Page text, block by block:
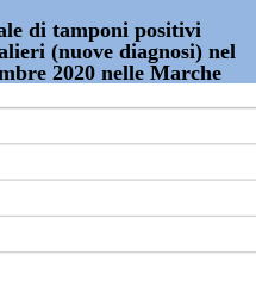
di tamponi positivi
(nuove diagnosi) nel
2020 nelle Marche